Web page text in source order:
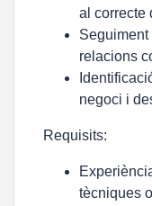
al correcte
relacions
negoci i
Requisits:
tècniques